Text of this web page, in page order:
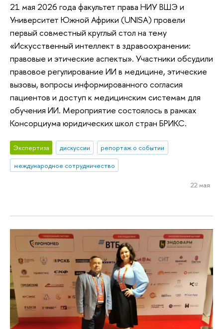
21 мая 2026 года факультет права НИУ ВШЭ и
Университет Южной Африки (UNISA) провели
первый совместный круглый стол на тему
«Искусственный интеллект в здравоохранении:
правовые и этические аспекты». Участники обсудили
правовое регулирование ИИ в медицине, этические
вызовы, вопросы информированного согласия
пациентов и доступ к медицинским системам для
обучения ИИ. Мероприятие состоялось в рамках
Консорциума юридических школ стран БРИКС.
Экспертиза дискуссии
репортаж о событии
международное сотрудничество
22 мая